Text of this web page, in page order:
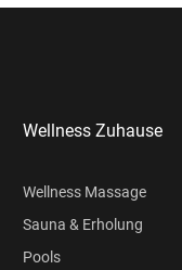
Wellness Zuhause
Wellness Massage
Sauna & Erholung
Pools